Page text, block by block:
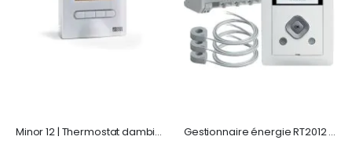
Minor 12 | Thermostat dambiance filaire semi-encastré à associer à Calybox 230 Gestionnaire énergie RT2012 chauffage électrique 1 zone blanc